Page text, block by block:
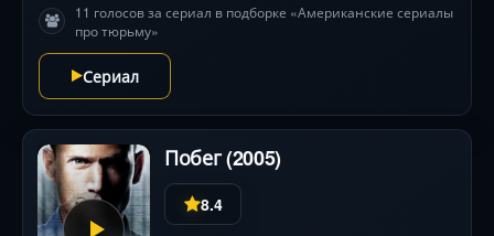
11 голосов за сериал в подборке «Американские сериалы
про тюрьму»
Сериал
Побег (2005)
8.4